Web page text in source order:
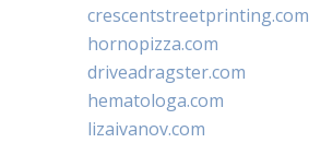
crescentstreetprinting.com
hornopizza.com
driveadragster.com
hematologa.com
lizaivanov.com